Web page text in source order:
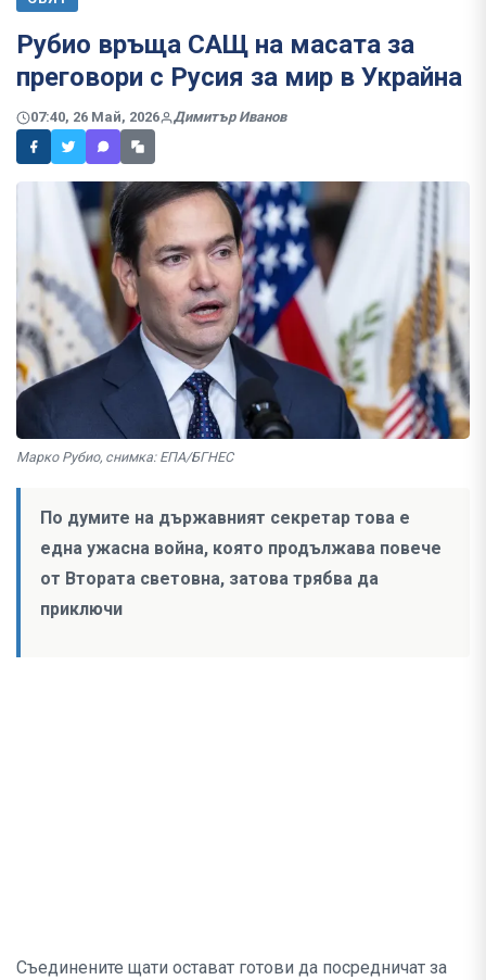
Рубио връща САЩ на масата за
преговори с Русия за мир в Украйна
07:40, 26 Май, 2026 Димитър Иванов
Марко Рубио, снимка: ЕПА/БГНЕС
По думите на държавният секретар това е
една ужасна война, която продължава повече
от Втората световна, затова трябва да
приключи
Съединените щати остават готови да посредничат за